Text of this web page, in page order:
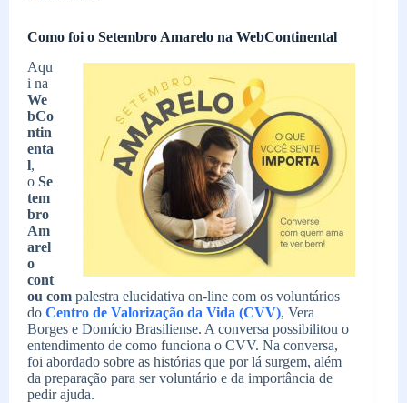
Como foi o Setembro Amarelo na WebContinental
Aqu
i na
We
bCo
ntin
enta
l,
o Se
tem
bro
Am
arel
o
cont
ou com palestra elucidativa on-line com os voluntários
do Centro de Valorização da Vida (CVV), Vera
Borges e Domício Brasiliense. A conversa possibilitou o
entendimento de como funciona o CVV. Na conversa,
foi abordado sobre as histórias que por lá surgem, além
da preparação para ser voluntário e da importância de
pedir ajuda.